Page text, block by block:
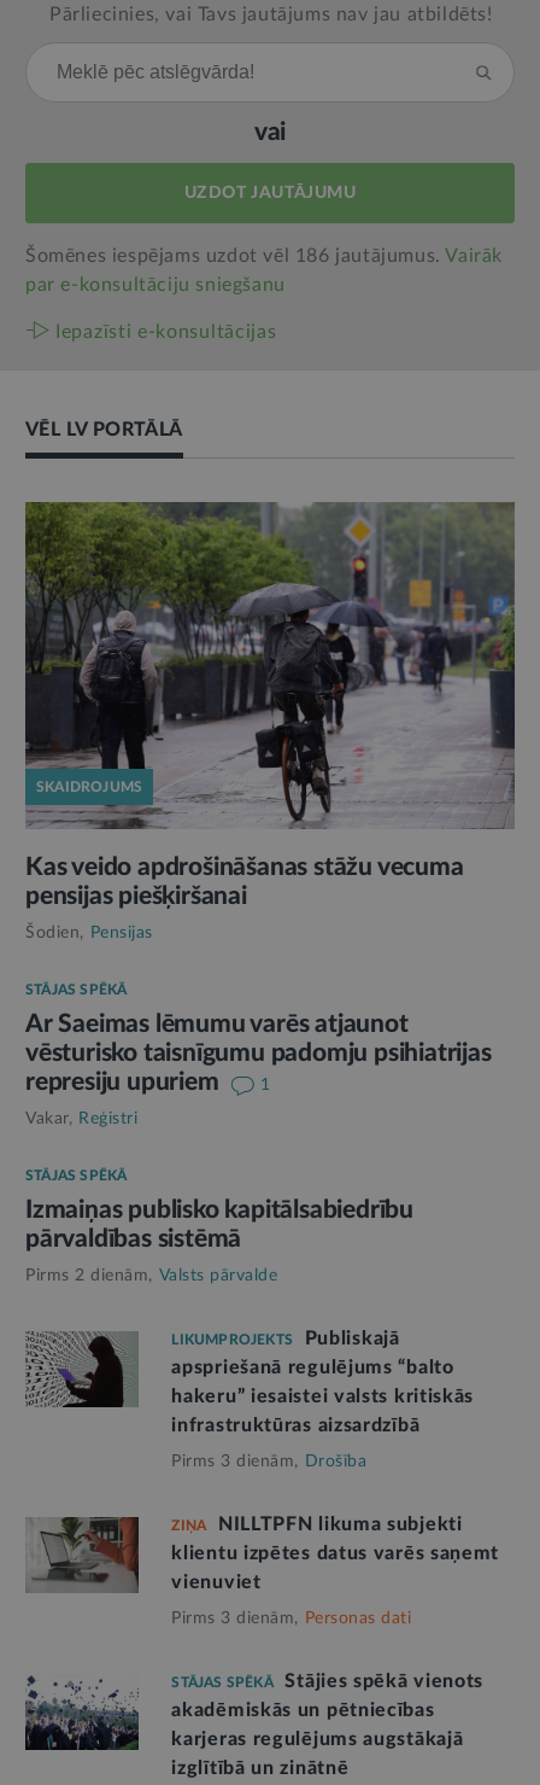
Pārliecinies, vai Tavs jautājums nav jau atbildēts!
vai
UZDOT JAUTĀJUMU
Šomēnes iespējams uzdot vēl 186 jautājumus.Vairāk
par e‑konsultāciju sniegšanu
Iepazīsti e-konsultācijas
VĒL LV PORTĀLĀ
SKAIDROJUMS
Kas veido apdrošināšanas stāžu vecuma
pensijas piešķiršanai
Šodien, Pensijas
STĀJAS SPĒKĀ
Ar Saeimas lēmumu varēs atjaunot
vēsturisko taisnīgumu padomju psihiatrijas
represiju upuriem
1
Vakar, Reģistri
STĀJAS SPĒKĀ
Izmaiņas publisko kapitālsabiedrību
pārvaldības sistēmā
Pirms 2 dienām, Valsts pārvalde
LIKUMPROJEKTS
Publiskajā
apspriešanā regulējums “balto
hakeru” iesaistei valsts kritiskās
infrastruktūras aizsardzībā
Pirms 3 dienām, Drošība
ZIŅA
NILLTPFN likuma subjekti
klientu izpētes datus varēs saņemt
vienuviet
Pirms 3 dienām, Personas dati
STĀJAS SPĒKĀ
Stājies spēkā vienots
akadēmiskās un pētniecības
karjeras regulējums augstākajā
izglītībā un zinātnē